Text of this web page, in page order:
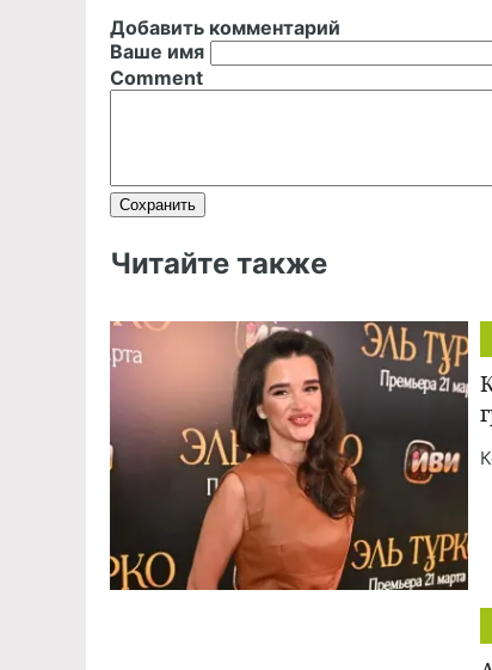
Добавить комментарий
Ваше имя
Comment
Читайте также